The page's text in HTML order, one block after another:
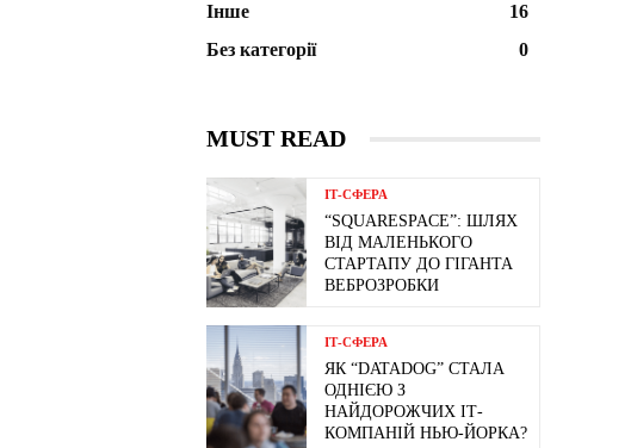
Інше
16
Без категорії
0
MUST READ
ІТ-СФЕРА
“SQUARESPACE”: ШЛЯХ
ВІД МАЛЕНЬКОГО
СТАРТАПУ ДО ГІГАНТА
ВЕБРОЗРОБКИ
ІТ-СФЕРА
ЯК “DATADOG” СТАЛА
ОДНІЄЮ З
НАЙДОРОЖЧИХ ІТ-
КОМПАНІЙ НЬЮ-ЙОРКА?